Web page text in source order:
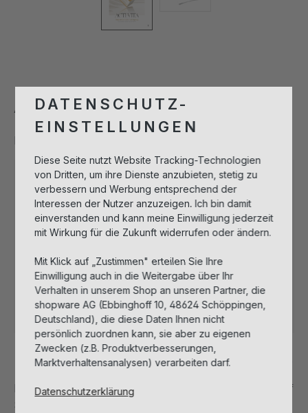
ACTI VITA POSTER, DIN A1
Bitte melden Sie sich an, um Artikel in
den Warenkorb legen zu können.
Anmelden zum Einkaufen
Nicht mehr verfügbar
Beschreibung
Hochwertiges Poster im Format DIN A1, bedruckt auf
Sythetik Papier Paper PPP 160.
DATENSCHUTZ-
EINSTELLUNGEN
Diese Seite nutzt Website Tracking-Technologien
von Dritten, um ihre Dienste anzubieten, stetig zu
verbessern und Werbung entsprechend der
Interessen der Nutzer anzuzeigen. Ich bin damit
einverstanden und kann meine Einwilligung jederzeit
mit Wirkung für die Zukunft widerrufen oder ändern.
Mit Klick auf „Zustimmen" erteilen Sie Ihre
Einwilligung auch in die Weitergabe über Ihr
Verhalten in unserem Shop an unseren Partner, die
shopware AG (Ebbinghoff 10, 48624 Schöppingen,
Deutschland), die diese Daten Ihnen nicht
persönlich zuordnen kann, sie aber zu eigenen
Zwecken (z.B. Produktverbesserungen,
Marktverhaltensanalysen) verarbeiten darf.
Datenschutzerklärung